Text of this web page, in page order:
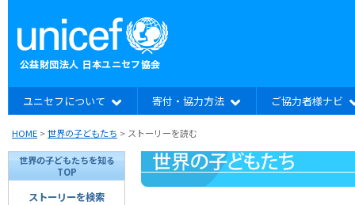
ユニセフについて 寄付・協力方法 ご協力者様ナビ
HOME >世界の子どもたち > ストーリーを読む
世界の子どもたちを知る
TOP
ストーリーを検索